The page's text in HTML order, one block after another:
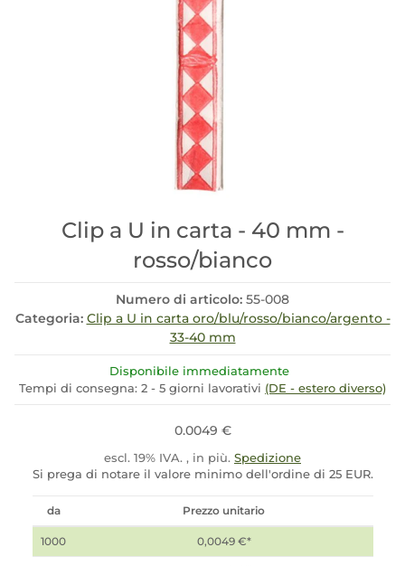
Clip a U in carta - 40 mm -
rosso/bianco
Numero di articolo: 55-008
Categoria: Clip a U in carta oro/blu/rosso/bianco/argento -
33-40 mm
Disponibile immediatamente
Tempi di consegna: 2 - 5 giorni lavorativi (DE - estero diverso)
0.0049 €
escl. 19% IVA. , in più. Spedizione
Si prega di notare il valore minimo dell'ordine di 25 EUR.
da Prezzo unitario
1000 0,0049 €*